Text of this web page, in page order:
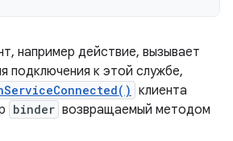
например действие, вызывает
подключения к этой службе,
клиента
binder возвращаемый методом